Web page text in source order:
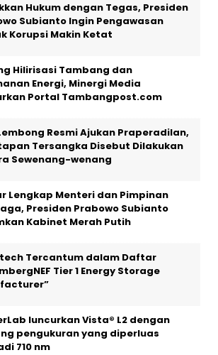
Hukum dengan Tegas, Presiden
Subianto Ingin Pengawasan
Korupsi Makin Ketat
Hilirisasi Tambang dan
Energi, Minergi Media
Portal Tambangpost.com
Resmi Ajukan Praperadilan,
Tersangka Disebut Dilakukan
Sewenang-wenang
Lengkap Menteri dan Pimpinan
Presiden Prabowo Subianto
Kabinet Merah Putih
Tercantum dalam Daftar
Tier 1 Energy Storage
luncurkan Vista® L2 dengan
pengukuran yang diperluas
710 nm